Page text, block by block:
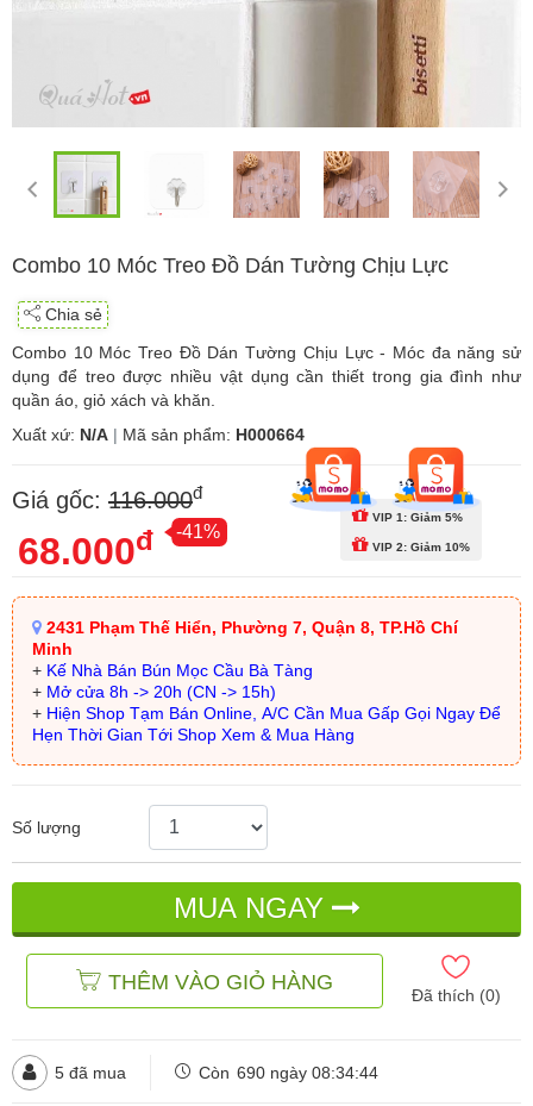
Combo 10 Móc Treo Đồ Dán Tường Chịu Lực
Chia sẻ
Combo 10 Móc Treo Đồ Dán Tường Chịu Lực - Móc đa năng sử
dụng để treo được nhiều vật dụng cần thiết trong gia đình như
quần áo, giỏ xách và khăn.
Xuất xứ: N/A | Mã sản phẩm: H000664
Giá gốc: 116.000đ
68.000đ -41%
VIP 1: Giảm 5%
VIP 2: Giảm 10%
2431 Phạm Thế Hiển, Phường 7, Quận 8, TP.Hồ Chí
Minh
+ Kế Nhà Bán Bún Mọc Cầu Bà Tàng
+ Mở cửa 8h -> 20h (CN -> 15h)
+ Hiện Shop Tạm Bán Online, A/C Cần Mua Gấp Gọi Ngay Để
Hẹn Thời Gian Tới Shop Xem & Mua Hàng
Số lượng
MUA NGAY
THÊM VÀO GIỎ HÀNG
Đã thích (0)
5 đã mua Còn 690 ngày 08:34:44